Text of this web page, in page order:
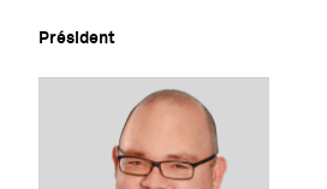
Président